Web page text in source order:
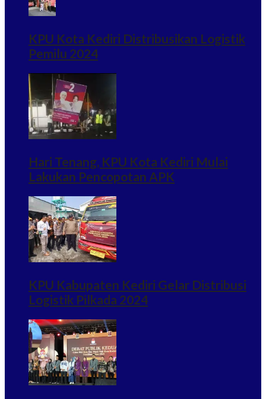
KPU Kota Kediri Distribusikan Logistik
Pemilu 2024
Hari Tenang, KPU Kota Kediri Mulai
Lakukan Pencopotan APK
KPU Kabupaten Kediri Gelar Distribusi
Logistik Pilkada 2024